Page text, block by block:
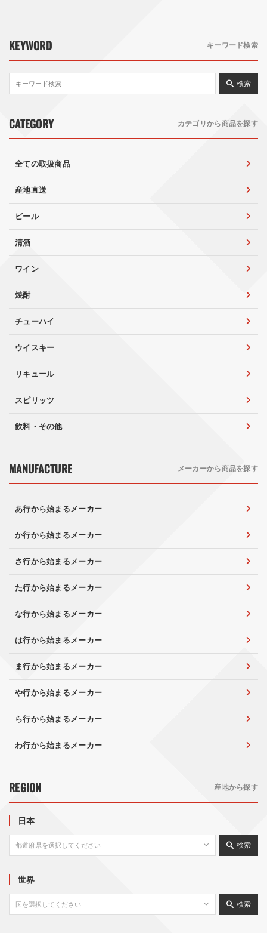
KEYWORD キーワード検索
検索
CATEGORY カテゴリから商品を探す
全ての取扱商品
産地直送
ビール
清酒
ワイン
焼酎
チューハイ
ウイスキー
リキュール
スピリッツ
飲料・その他
MANUFACTURE メーカーから商品を探す
あ行から始まるメーカー
か行から始まるメーカー
さ行から始まるメーカー
た行から始まるメーカー
な行から始まるメーカー
は行から始まるメーカー
ま行から始まるメーカー
や行から始まるメーカー
ら行から始まるメーカー
わ行から始まるメーカー
REGION 産地から探す
日本
検索
世界
検索